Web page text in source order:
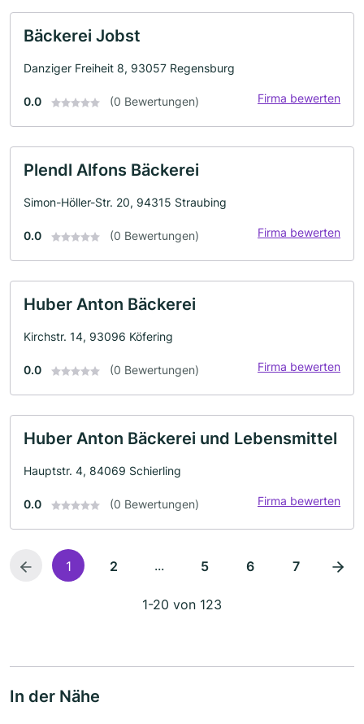
Bäckerei Jobst
Danziger Freiheit 8, 93057 Regensburg
0.0 (0 Bewertungen) Firma bewerten
Plendl Alfons Bäckerei
Simon-Höller-Str. 20, 94315 Straubing
0.0 (0 Bewertungen) Firma bewerten
Huber Anton Bäckerei
Kirchstr. 14, 93096 Köfering
0.0 (0 Bewertungen) Firma bewerten
Huber Anton Bäckerei und Lebensmittel
Hauptstr. 4, 84069 Schierling
0.0 (0 Bewertungen) Firma bewerten
1 2 ... 5 6 7
1-20 von 123
In der Nähe